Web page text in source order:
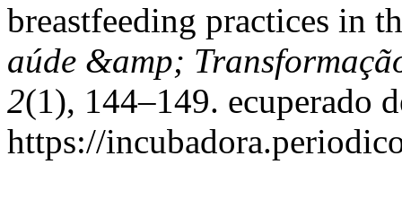
breastfeeding practices in
aúde &amp;
2(1), 144–149. ecuperado
https://